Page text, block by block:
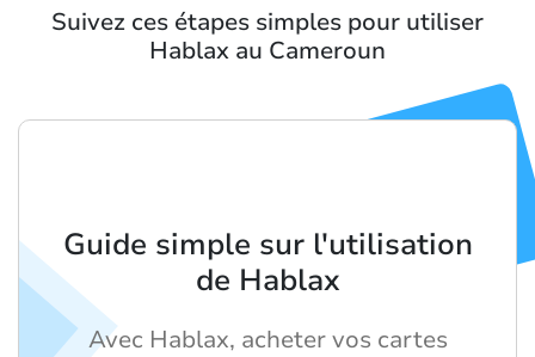
Suivez ces étapes simples pour utiliser
Hablax au Cameroun
Guide simple sur l'utilisation
de Hablax
Avec Hablax, acheter vos cartes